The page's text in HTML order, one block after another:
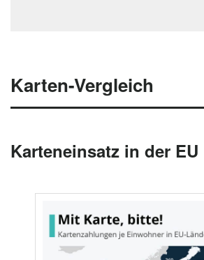
Karten-Vergleich
Karteneinsatz in der EU